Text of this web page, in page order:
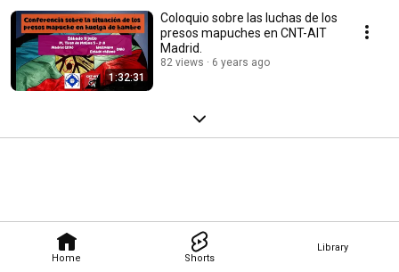
Home Shorts
Library
1:32:31
Coloquio sobre las luchas de los
presos mapuches en CNT-AIT
Madrid.
82 views 6 years ago